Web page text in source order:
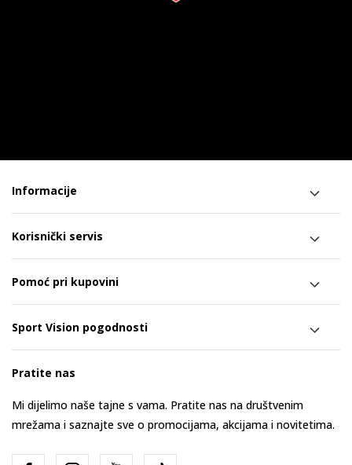
Informacije
Korisnički servis
Pomoć pri kupovini
Sport Vision pogodnosti
Pratite nas
Mi dijelimo naše tajne s vama. Pratite nas na društvenim
mrežama i saznajte sve o promocijama, akcijama i novitetima.